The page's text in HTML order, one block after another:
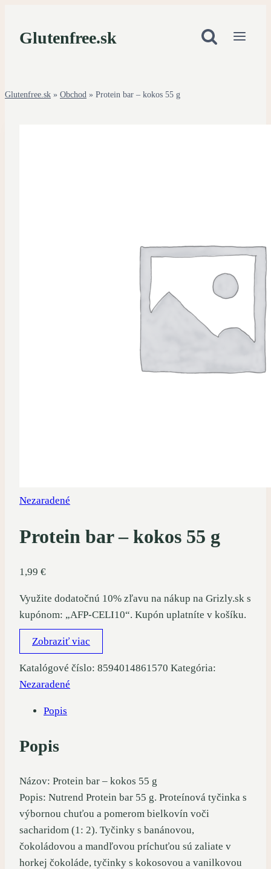
content
Glutenfree.sk
Glutenfree.sk » Obchod » Protein bar – kokos 55 g
Nezaradené
Protein bar – kokos 55 g
1,99 €
Využite dodatočnú 10% zľavu na nákup na Grizly.sk s
kupónom: „AFP-CELI10“. Kupón uplatníte v košíku.
Zobraziť viac
Katalógové číslo: 8594014861570 Kategória:
Nezaradené
Popis
Popis
Názov: Protein bar – kokos 55 g
Popis: Nutrend Protein bar 55 g. Proteínová tyčinka s
výbornou chuťou a pomerom bielkovín voči
sacharidom (1: 2). Tyčinky s banánovou,
čokoládovou a mandľovou príchuťou sú zaliate v
horkej čokoláde, tyčinky s kokosovou a vanilkovou